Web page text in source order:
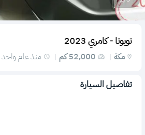
تويوتا - كامري 2023
مكة 52,000كم منذ عام واحد
تفاصيل السيارة